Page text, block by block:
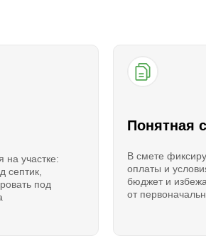
на участке:
септик,
под
Понятная
В смете
оплаты и
бюджет и
от